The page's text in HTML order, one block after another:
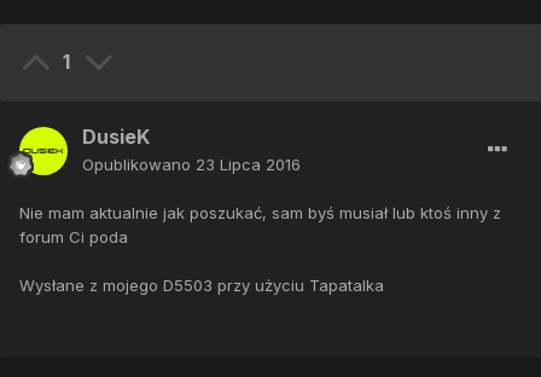
1
DusieK
Opublikowano 23 Lipca 2016
Nie mam aktualnie jak poszukać, sam byś musiał lub ktoś inny z
forum Ci poda
Wysłane z mojego D5503 przy użyciu Tapatalka